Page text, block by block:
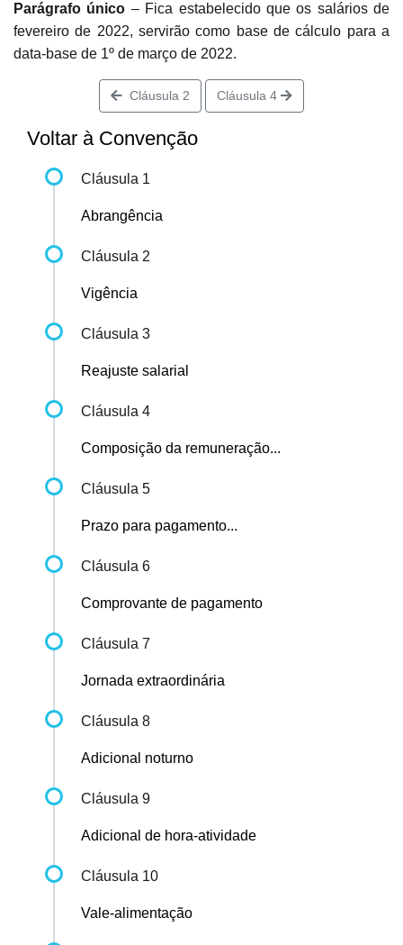
Parágrafo único – Fica estabelecido que os salários de
fevereiro de 2022, servirão como base de cálculo para a
data-base de 1º de março de 2022.
Cláusula 2 Cláusula 4
Voltar à Convenção
Cláusula 1
Abrangência
Cláusula 2
Vigência
Cláusula 3
Reajuste salarial
Cláusula 4
Composição da remuneração...
Cláusula 5
Prazo para pagamento...
Cláusula 6
Comprovante de pagamento
Cláusula 7
Jornada extraordinária
Cláusula 8
Adicional noturno
Cláusula 9
Adicional de hora-atividade
Cláusula 10
Vale-alimentação